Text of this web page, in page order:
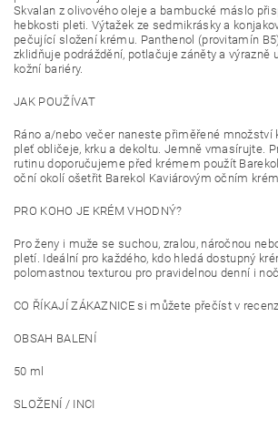
Skvalan z olivového oleje a bambucké máslo
hebkosti pleti. Výtažek ze sedmikrásky a
pečující složení krému. Panthenol (provitamín
zklidňuje podráždění, potlačuje záněty a výrazně
kožní bariéry.
JAK POUŽÍVAT
Ráno a/nebo večer naneste přiměřené množství
pleť obličeje, krku a dekoltu. Jemně vmasírujte.
rutinu doporučujeme před krémem použít
oční okolí ošetřit Barekol Kaviárovým očním
PRO KOHO JE KRÉM VHODNÝ?
Pro ženy i muže se suchou, zralou, náročnou
pletí. Ideální pro každého, kdo hledá dostupný
polomastnou texturou pro pravidelnou denní i
CO ŘÍKAJÍ ZÁKAZNICE si můžete přečíst v
OBSAH BALENÍ
50 ml
SLOŽENÍ / INCI